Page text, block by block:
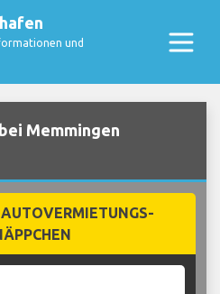
und
Memmingen